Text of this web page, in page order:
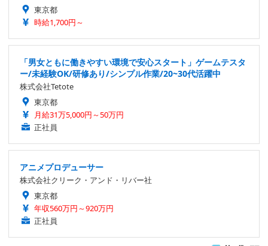
東京都
時給1,700円～
「男女ともに働きやすい環境で安心スタート」ゲームテスタ
ー/未経験OK/研修あり/シンプル作業/20~30代活躍中
株式会社Tetote
東京都
月給31万5,000円～50万円
正社員
アニメプロデューサー
株式会社クリーク・アンド・リバー社
東京都
年収560万円～920万円
正社員